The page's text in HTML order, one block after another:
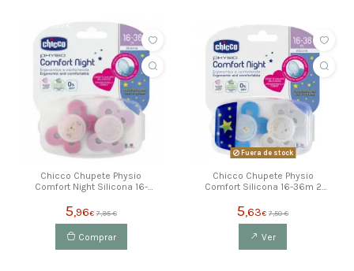
Chicco Chupete Physio
Comfort Night Silicona 16-
5,96€ 7,95 €
Comprar
Fuera de stock
Chicco Chupete Physio
Comfort Silicona 16-36m 2
5,63€ 7,50 €
Ver